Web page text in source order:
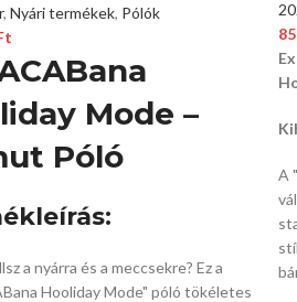
, Nyári termékek, Pólók
Mode –
Póló
a nyárra és a meccsekre? Ez a
Hooliday Mode" póló tökéletes
A